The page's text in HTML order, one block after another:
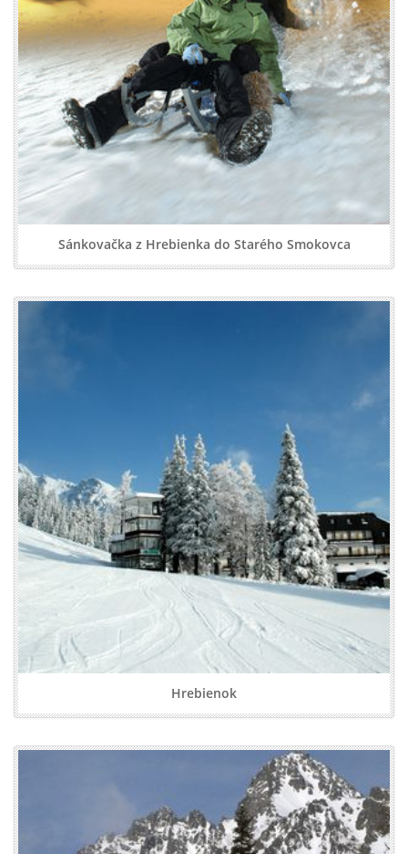
Sánkovačka z Hrebienka do Starého Smokovca
Hrebienok